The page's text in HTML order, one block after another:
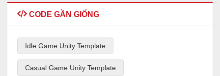
CODE GẦN GIỐNG
Idle Game Unity Template
Casual Game Unity Template